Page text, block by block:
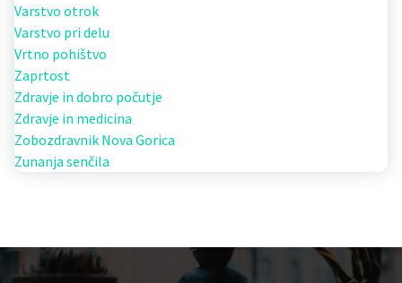
Varstvo otrok
Varstvo pri delu
Vrtno pohištvo
Zaprtost
Zdravje in dobro počutje
Zdravje in medicina
Zobozdravnik Nova Gorica
Zunanja senčila